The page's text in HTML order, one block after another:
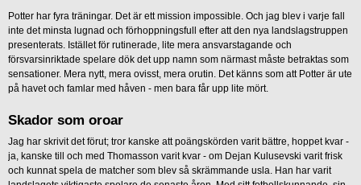
Potter har fyra träningar. Det är ett mission impossible. Och jag blev i varje fall
inte det minsta lugnad och förhoppningsfull efter att den nya landslagstruppen
presenterats. Istället för rutinerade, lite mera ansvarstagande och
försvarsinriktade spelare dök det upp namn som närmast måste betraktas som
sensationer. Mera nytt, mera ovisst, mera orutin. Det känns som att Potter är ute
på havet och famlar med håven - men bara får upp lite mört.
Skador som oroar
Jag har skrivit det förut; tror kanske att poängskörden varit bättre, hoppet kvar -
ja, kanske till och med Thomasson varit kvar - om Dejan Kulusevski varit frisk
och kunnat spela de matcher som blev så skrämmande usla. Han har varit